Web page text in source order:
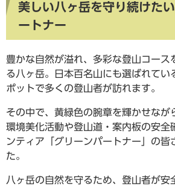
美しい八ヶ岳を守り続けた
ートナー
豊かな自然が溢れ、多彩な登山コース
る八ヶ岳。日本百名山にも選ばれてい
ポットで多くの登山者が訪れます。
その中で、黄緑色の腕章を輝かせなが
環境美化活動や登山道・案内板の安全
ンティア「グリーンパートナー」の皆
た。
八ヶ岳の自然を守るため、登山者が安